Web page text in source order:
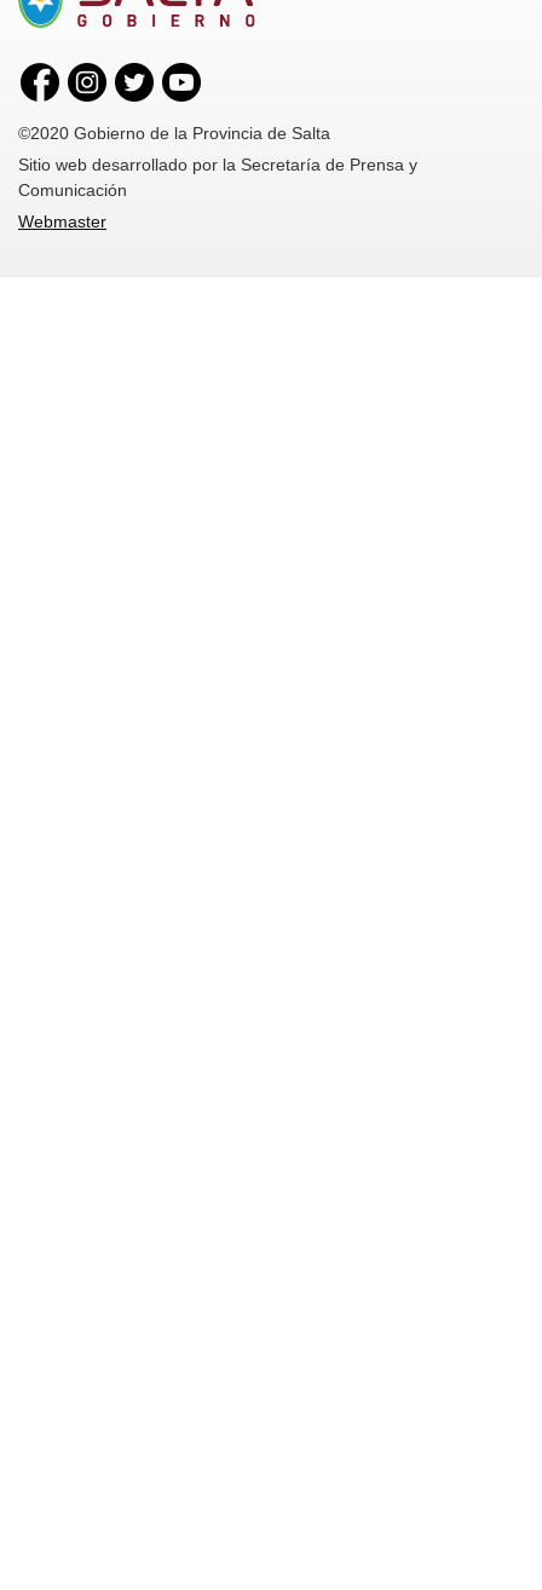
©2020 Gobierno de la Provincia de Salta
Sitio web desarrollado por la Secretaría de Prensa y
Comunicación
Webmaster